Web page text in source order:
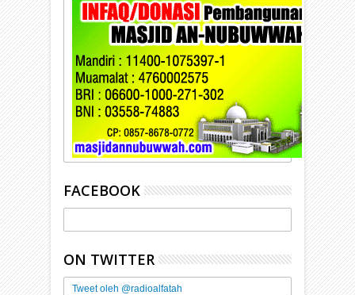
FACEBOOK
ON TWITTER
Tweet oleh @radioalfatah